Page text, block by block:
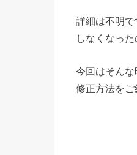
詳細は不明
しなくなった
今回はそん
修正方法をご